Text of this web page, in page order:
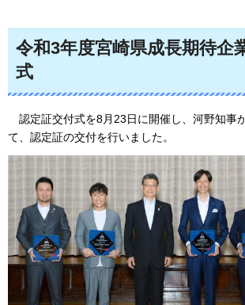
令和3年度宮崎県成長期待企
式
認定証交付式を8月23日に開催し、河野知事
て、認定証の交付を行いました。